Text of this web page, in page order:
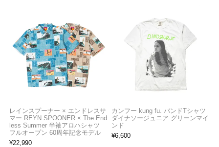
レインスプーナー × エンドレスサ
マー REYN SPOONER × The End
less Summer 半袖アロハシャツ
フルオープン 60周年記念モデル
¥22,990
カンフー kung fu. バンドTシャツ
ダイナソージュニア グリーンマイ
ンド
¥6,600